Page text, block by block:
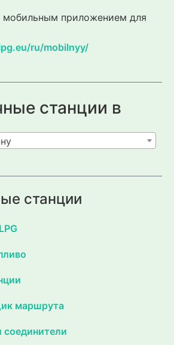
мобильным приложением для
ru/mobilnyy/
станции в
станции
маршрута